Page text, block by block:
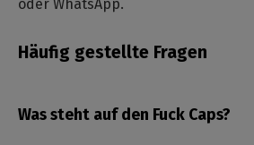
oder WhatsApp.
Häufig gestellte Fragen
Was steht auf den Fuck Caps?